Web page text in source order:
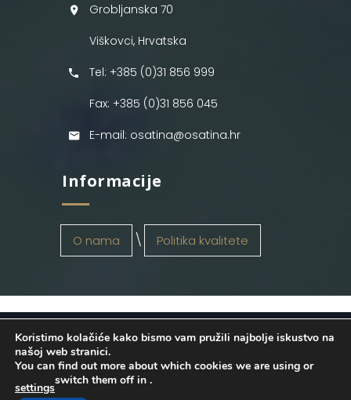
Grobljanska 70
Viškovci, Hrvatska
Tel: +385 (0)31 856 999
Fax: +385 (0)31 856 045
E-mail: osatina@osatina.hr
Informacije
O nama Politika kvalitete
OSATINA GRUPA d.o.o. 2026
. Configured
byINFOS Osijek. Sva prava pridržana.
Koristimo kolačiće kako bismo vam pružili najbolje iskustvo na
našoj web stranici.
You can find out more about which cookies we are using or
switch them off in
settings
.